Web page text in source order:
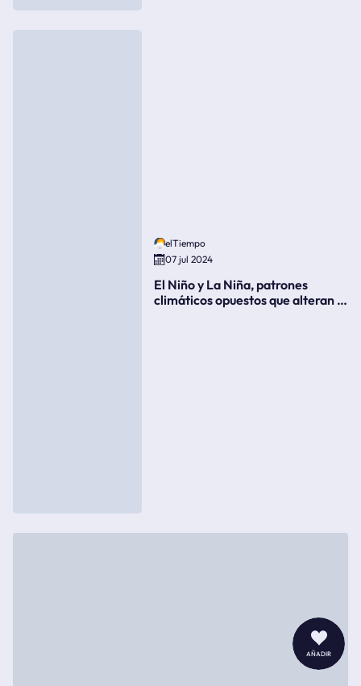
añadir
elTiempo
07 jul 2024
El Niño y La Niña, patrones
climáticos opuestos que alteran la